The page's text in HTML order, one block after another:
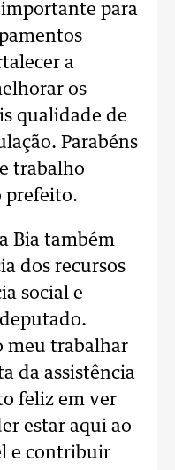
para
a
os
qualidade de
Parabéns
trabalho
prefeito.
Bia também
dos recursos
social e
meu trabalhar
da assistência
feliz em ver
estar aqui ao
e contribuir